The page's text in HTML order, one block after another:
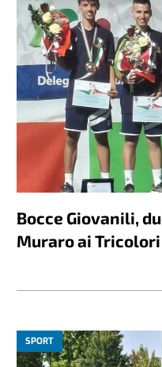
Bocce Giovanili,
Muraro ai Tricolori
SPORT